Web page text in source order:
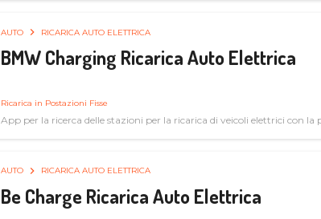
AUTO RICARICA AUTO ELETTRICA
BMW Charging Ricarica Auto Elettrica
Ricarica in Postazioni Fisse
App per la ricerca delle stazioni per la ricarica di veicoli elettrici con la
AUTO RICARICA AUTO ELETTRICA
Be Charge Ricarica Auto Elettrica